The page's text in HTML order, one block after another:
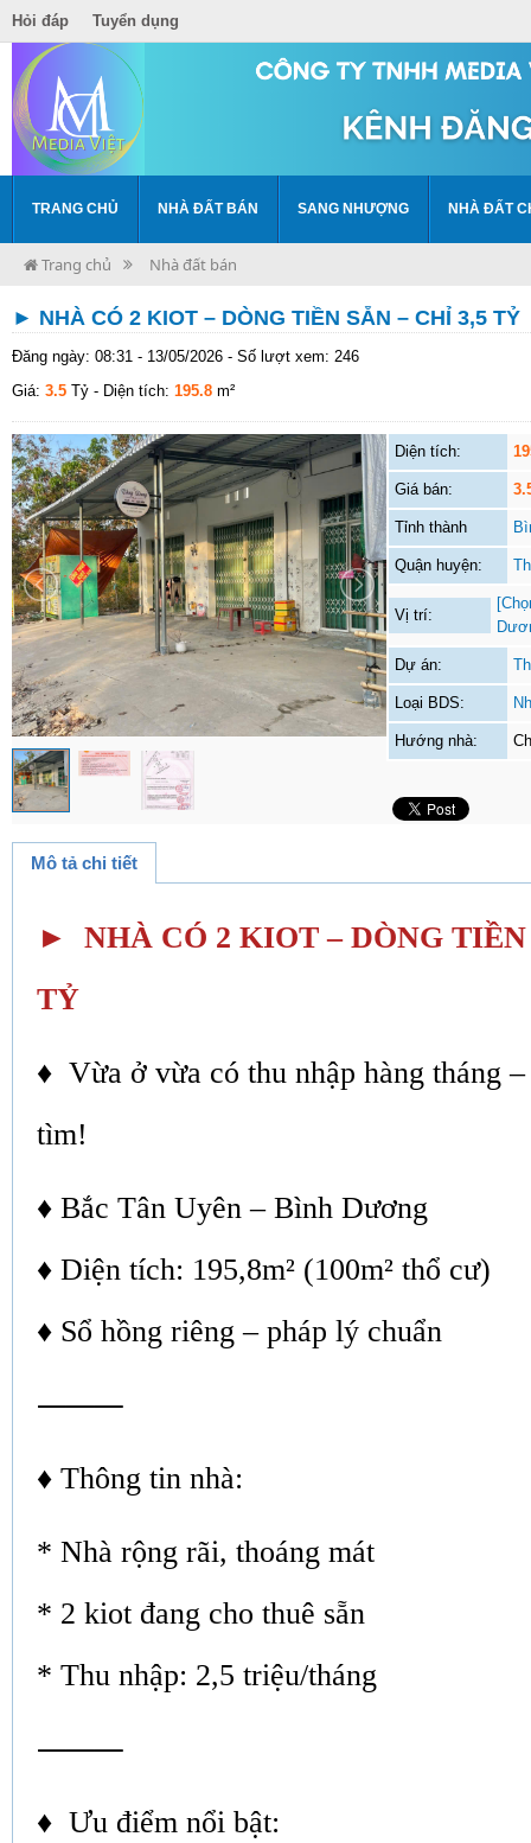
Hỏi đáp Tuyển dụng
TRANG CHỦ NHÀ ĐẤT BÁN SANG NHƯỢNG NHÀ ĐẤT
Trang chủ Nhà đất bán
► NHÀ CÓ 2 KIOT – DÒNG TIỀN SẴN – CHỈ 3,5 TỶ
Đăng ngày: 08:31 - 13/05/2026 - Số lượt xem: 246
Giá: 3.5 Tỷ - Diện tích: 195.8 m²
Diện tích:
Giá bán:
Tỉnh thành
Quận huyện:
Vị trí:
Dự án:
Loại BDS:
Hướng nhà:
Mô tả chi tiết
► NHÀ CÓ 2 KIOT – DÒNG TIỀN
TỶ
♦ Vừa ở vừa có thu nhập hàng tháng
tìm!
♦ Bắc Tân Uyên – Bình Dương
♦ Diện tích: 195,8m² (100m² thổ cư)
♦ Sổ hồng riêng – pháp lý chuẩn
⸻
♦ Thông tin nhà:
* Nhà rộng rãi, thoáng mát
* 2 kiot đang cho thuê sẵn
* Thu nhập: 2,5 triệu/tháng
⸻
♦ Ưu điểm nổi bật: